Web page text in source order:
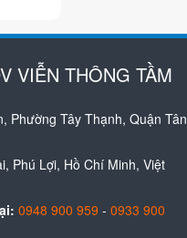
VIỄN THÔNG TẦM
Phường Tây Thạnh, Quận Tân
Phú Lợi, Hồ Chí Minh, Việt
0948 900 959 - 0933 900